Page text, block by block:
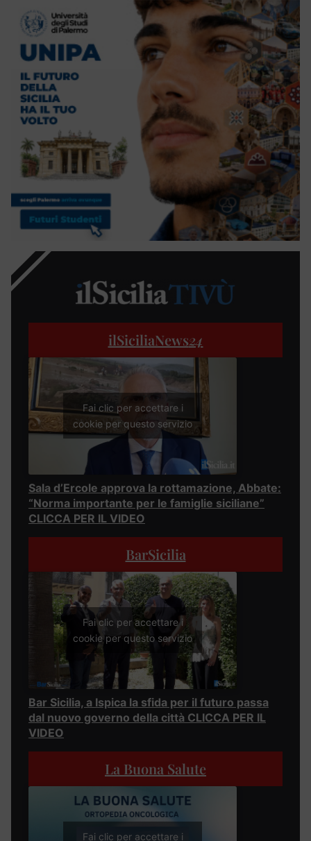
ilSiciliaNews24
Fai clic per accettare i
cookie per questo servizio
Sala d’Ercole approva la rottamazione, Abbate:
“Norma importante per le famiglie siciliane”
CLICCA PER IL VIDEO
BarSicilia
Fai clic per accettare i
cookie per questo servizio
Bar Sicilia, a Ispica la sfida per il futuro passa
dal nuovo governo della città CLICCA PER IL
VIDEO
La Buona Salute
Fai clic per accettare i